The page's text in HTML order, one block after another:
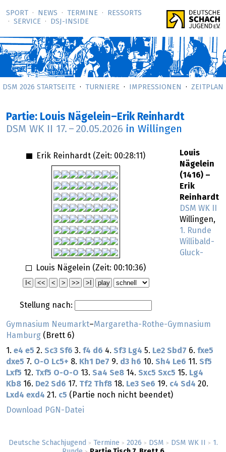
SPORT NEWS TERMINE
RESSORTS
SERVICE
DSJ-­INSIDE
Deutsche Schachjugend > Termine > 2026 > DSM > DSM WK II > 1.
DSM 2026 STARTSEITE TURNIERE IMPRESSIONEN ZEITPLAN
Partie: Louis Nägelein–Erik Reinhardt
DSM WK II 17. – 20.05.2026 in Willingen
Erik Reinhardt (Zeit: 00:28:11 )
Louis Nägelein (Zeit: 00:10:36)
Stellung nach:
Louis
Nägelein
(1416) –
Erik
Reinhardt
DSM WK II
Willingen,
1. Runde
Willibald-
Gluck-
Gymnasium Neumarkt–Margaretha-Rothe-Gymnasium
Hamburg (Brett 6)
1. e4 e5 2. Sc3 Sf6 3. f4 d6 4. Sf3 Lg4 5. Le2 Sbd7 6. fxe5
dxe5 7. O-O Lc5+ 8. Kh1 De7 9. d3 h6 10. Sh4 Le6 11. Sf5
Lxf5 12. Txf5 O-O-O 13. Sa4 Se8 14. Sxc5 Sxc5 15. Lg4
Kb8 16. De2 Sd6 17. Tf2 Thf8 18. Le3 Se6 19. c4 Sd4 20.
Lxd4 exd4 21. c5 (Partie noch nicht beendet)
Download PGN-Datei